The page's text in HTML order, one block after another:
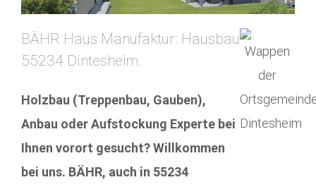
BÄHR Haus Manufaktur: Hausbau
55234 Dintesheim.
Holzbau (Treppenbau, Gauben),
Anbau oder Aufstockung Experte bei
Ihnen vorort gesucht? Willkommen
bei uns. BÄHR, auch in 55234